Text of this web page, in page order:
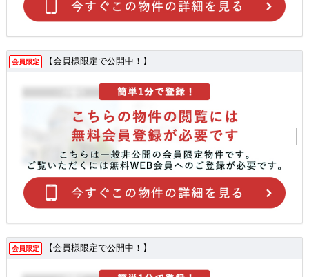
会員限定 【会員様限定で公開中！】
会員限定 【会員様限定で公開中！】